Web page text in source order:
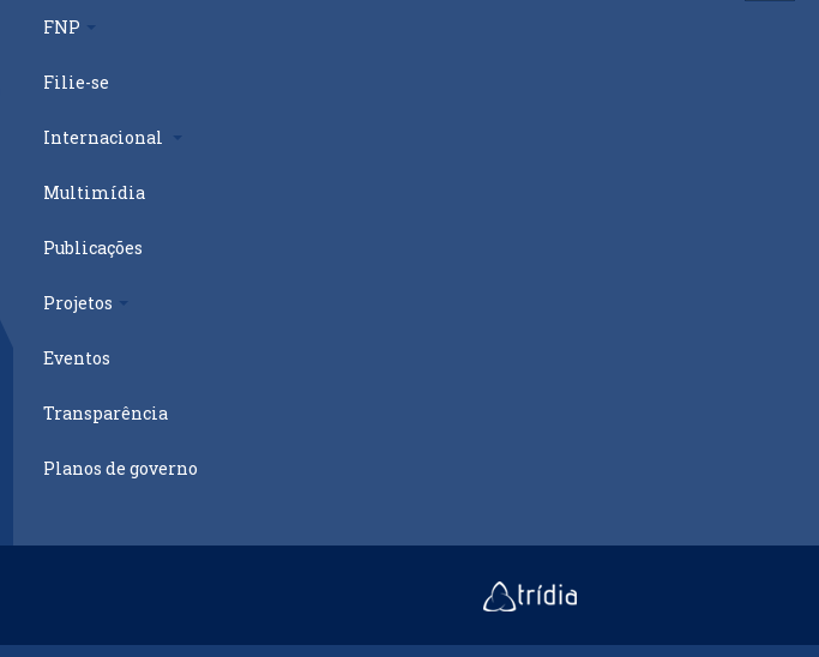
FNP
Filie-se
Internacional
Multimídia
Publicações
Projetos
Eventos
Transparência
Planos de governo